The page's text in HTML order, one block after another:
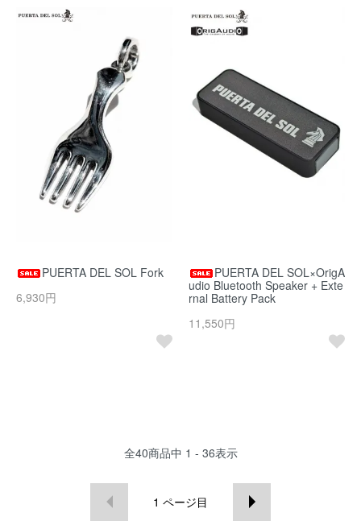
PUERTA DEL SOL Fork
6,930円
PUERTA DEL SOL×OrigA
udio Bluetooth Speaker + Exte
rnal Battery Pack
11,550円
全40商品中 1 - 36表示
1 ページ目